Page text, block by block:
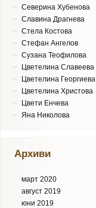
Северина Хубенова
Славина Драгнева
Стела Костова
Стефан Ангелов
Сузана Теофилова
Цветeлина Славеева
Цветелина Георгиева
Цветелина Христова
Цвети Енчева
Яна Николова
Архиви
март 2020
август 2019
юни 2019